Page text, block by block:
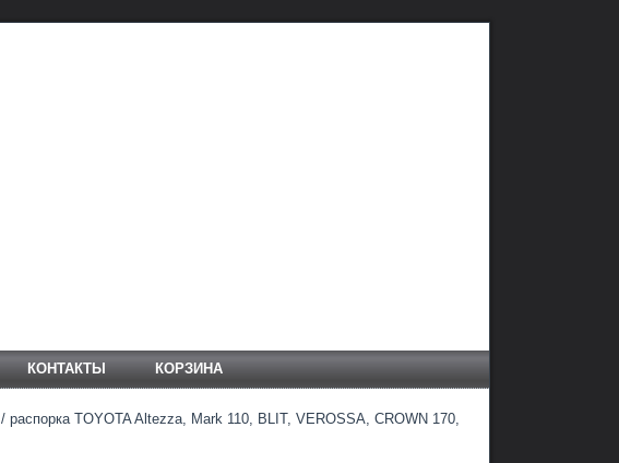
КОНТАКТЫ КОРЗИНА
/ распорка TOYOTA Altezza, Mark 110, BLIT, VEROSSA, CROWN 170,